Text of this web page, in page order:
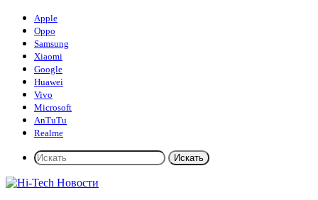
Apple
Oppo
Samsung
Xiaomi
Google
Huawei
Vivo
Microsoft
AnTuTu
Realme
Искать